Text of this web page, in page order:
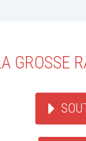
GROSSE